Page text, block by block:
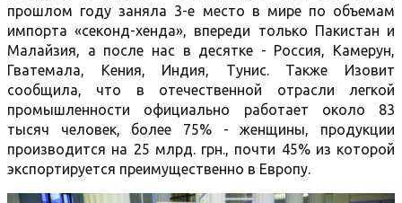
прошлом году заняла 3-е место в мире по объемам
импорта «секонд-хенда», впереди только Пакистан и
Малайзия, а после нас в десятке - Россия, Камерун,
Гватемала, Кения, Индия, Тунис. Также Изовит
сообщила, что в отечественной отрасли легкой
промышленности официально работает около 83
тысяч человек, более 75% - женщины, продукции
производится на 25 млрд. грн., почти 45% из которой
экспортируется преимущественно в Европу.